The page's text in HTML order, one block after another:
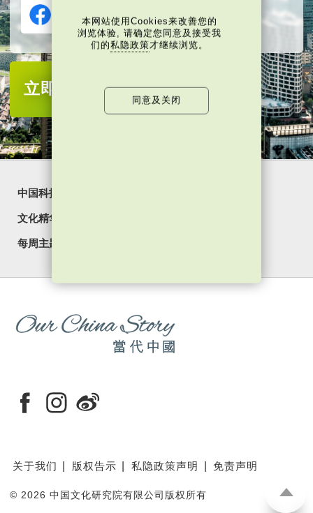
立即注册 成为当代中国会员
中国科技
文化精华
每周主题
关于我们 版权告示 私隐政策声明 免责声明
© 2026 中国文化研究院有限公司版权所有
本网站使用Cookies来改善您的
浏览体验, 请确定您同意及接受我
们的私隐政策才继续浏览。
同意及关闭